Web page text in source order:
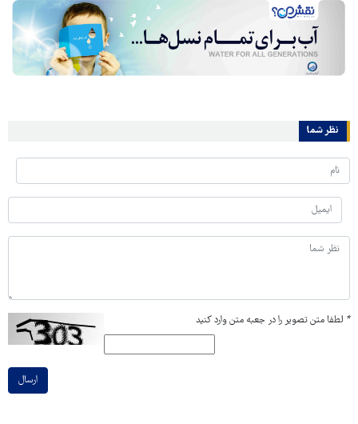
نظر شما
* لطفا متن تصویر را در جعبه متن وارد کنید
ارسال